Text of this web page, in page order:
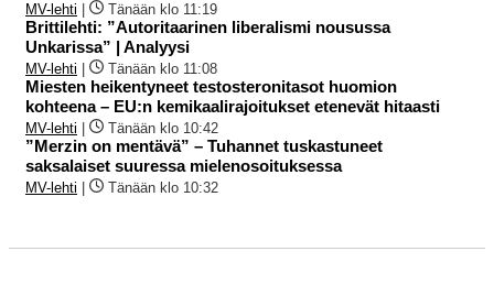
MV-lehti Tänään klo 11:19
Brittilehti: ”Autoritaarinen liberalismi nousussa
Unkarissa” | Analyysi
MV-lehti Tänään klo 11:08
Miesten heikentyneet testosteronitasot huomion
kohteena – EU:n kemikaalirajoitukset etenevät hitaasti
MV-lehti Tänään klo 10:42
”Merzin on mentävä” – Tuhannet tuskastuneet
saksalaiset suuressa mielenosoituksessa
MV-lehti Tänään klo 10:32